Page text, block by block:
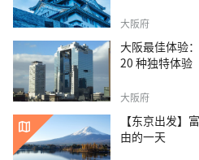
大阪府
大阪最佳体验
20 种独特体验
大阪府
【东京出发】
由的一天